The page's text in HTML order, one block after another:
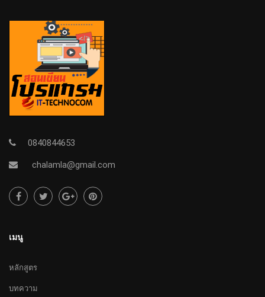
0840844653
chalamla@gmail.com
เมนู
หลักสูตร
บทความ